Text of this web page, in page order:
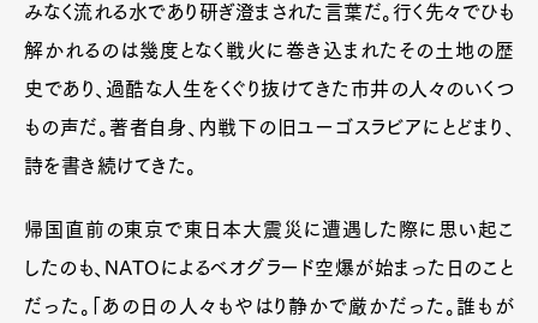
みなく流れる水であり研ぎ澄まされた言葉だ。行く先々でひも
解かれるのは幾度となく戦火に巻き込まれたその土地の歴
史であり、過酷な人生をくぐり抜けてきた市井の人々のいくつ
もの声だ。著者自身、内戦下の旧ユーゴスラビアにとどまり、
詩を書き続けてきた。
帰国直前の東京で東日本大震災に遭遇した際に思い起こ
したのも、NATOによるベオグラード空爆が始まった日のこと
だった。「あの日の人々もやはり静かで厳かだった。誰もが